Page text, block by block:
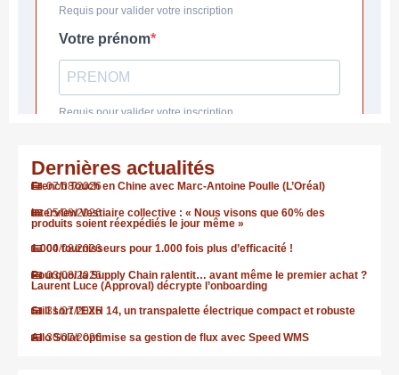
Dernières actualités
07/08/2026
French Touch en Chine avec Marc-Antoine Poulle (L’Oréal)
05/08/2026
Interview Vestiaire collective : « Nous visons que 60% des
produits soient réexpédiés le jour même »
04/08/2026
1.000 fournisseurs pour 1.000 fois plus d’efficacité !
03/08/2026
Pourquoi la Supply Chain ralentit… avant même le premier achat ?
Laurent Luce (Approval) décrypte l’onboarding
31/07/2026
Still sort l’EXH 14, un transpalette électrique compact et robuste
30/07/2026
Allo Solar optimise sa gestion de flux avec Speed WMS